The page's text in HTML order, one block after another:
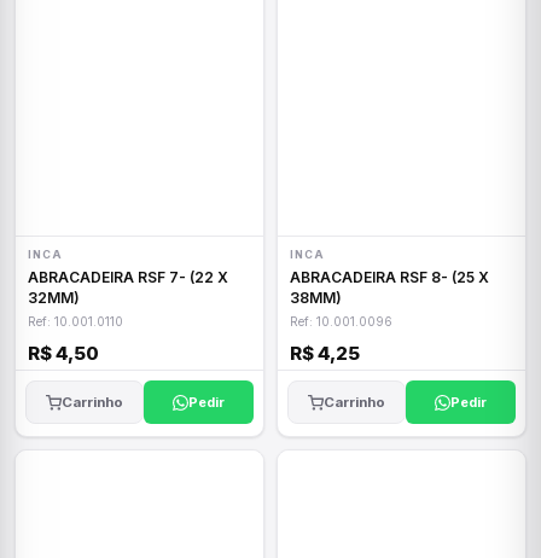
INCA
ABRACADEIRA RSF 7- (22 X
32MM)
Ref: 10.001.0110
R$ 4,50
Carrinho Pedir
INCA
ABRACADEIRA RSF 8- (25 X
38MM)
Ref: 10.001.0096
R$ 4,25
Carrinho Pedir